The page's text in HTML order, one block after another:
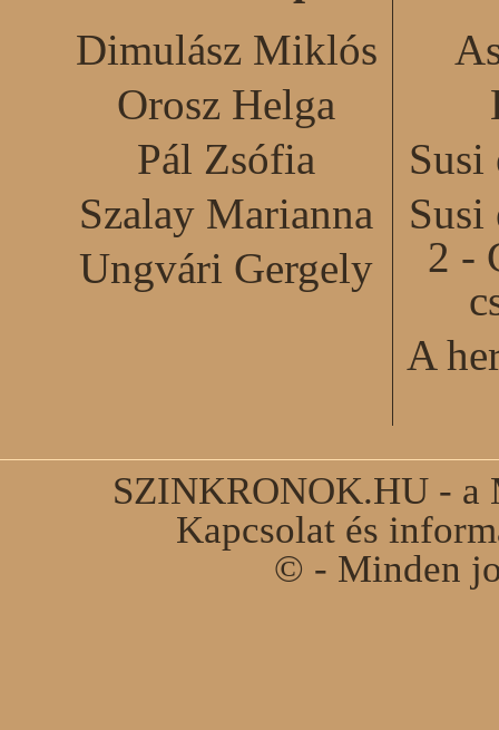
Dimulász Miklós
Orosz Helga
Pál Zsófia
Szalay Marianna
Ungvári Gergely
Susi
Susi
2 -
A
SZINKRONOK.HU - a
Kapcsolat és
© - Minden